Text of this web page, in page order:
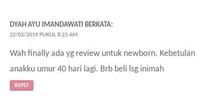
DYAH AYU IMANDAWATI BERKATA:
22/02/2019 PUKUL 8:23 AM
Wah finally ada yg review untuk newborn. Kebetulan
anakku umur 40 hari lagi. Brb beli lsg inimah
REPLY